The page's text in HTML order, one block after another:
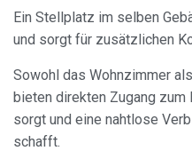
Ein Stellplatz im selben
und sorgt für zusätzlichen
Sowohl das Wohnzimmer
bieten direkten Zugang
sorgt und eine nahtlose
schafft.
von Cookies gesammelten
verwendet, um die Aktivität
Benutzernavigationsprofile
Verbesserungen
Präferenzinformationen
die Qualität unserer
durch empfohlene
bieten.